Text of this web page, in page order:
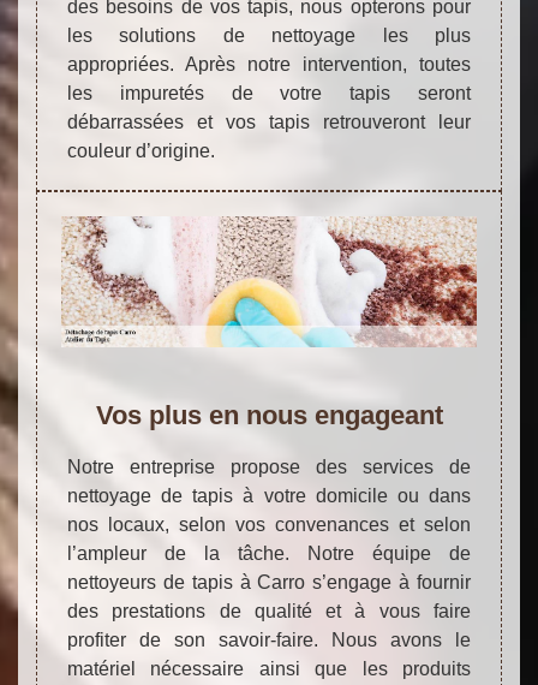
des besoins de vos tapis, nous opterons pour
les solutions de nettoyage les plus
appropriées. Après notre intervention, toutes
les impuretés de votre tapis seront
débarrassées et vos tapis retrouveront leur
couleur d’origine.
Vos plus en nous engageant
Notre entreprise propose des services de
nettoyage de tapis à votre domicile ou dans
nos locaux, selon vos convenances et selon
l’ampleur de la tâche. Notre équipe de
nettoyeurs de tapis à Carro s’engage à fournir
des prestations de qualité et à vous faire
profiter de son savoir-faire. Nous avons le
matériel nécessaire ainsi que les produits